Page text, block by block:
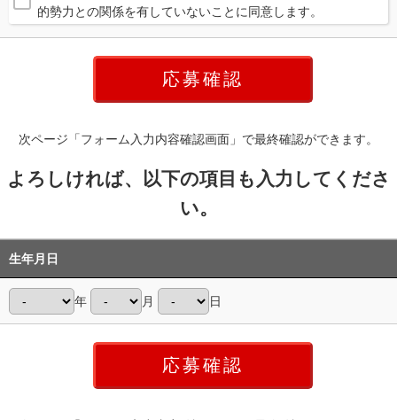
的勢力との関係を有していないことに同意します。
次ページ「フォーム入力内容確認画面」で最終確認ができます。
よろしければ、以下の項目も入力してくださ
い。
生年月日
年 月 日